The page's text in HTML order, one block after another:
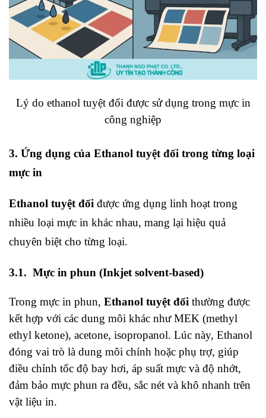
Lý do ethanol tuyệt đối được sử dụng trong mực in
công nghiệp
3. Ứng dụng của Ethanol tuyệt đối trong từng loại
mực in
Ethanol tuyệt đối được ứng dụng linh hoạt trong
nhiều loại mực in khác nhau, mang lại hiệu quả
chuyên biệt cho từng loại.
3.1. Mực in phun (Inkjet solvent-based)
Trong mực in phun, Ethanol tuyệt đối thường được
kết hợp với các dung môi khác như MEK (methyl
ethyl ketone), acetone, isopropanol. Lúc này, Ethanol
đóng vai trò là dung môi chính hoặc phụ trợ, giúp
điều chỉnh tốc độ bay hơi, áp suất mực và độ nhớt,
đảm bảo mực phun ra đều, sắc nét và khô nhanh trên
vật liệu in.